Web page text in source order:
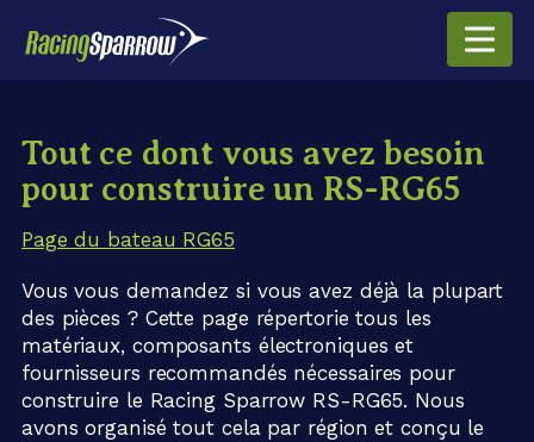
Tout ce dont vous avez besoin
pour construire un RS-RG65
Page du bateau RG65
Vous vous demandez si vous avez déjà la plupart
des pièces ? Cette page répertorie tous les
matériaux, composants électroniques et
fournisseurs recommandés nécessaires pour
construire le Racing Sparrow RS-RG65. Nous
avons organisé tout cela par région et conçu le